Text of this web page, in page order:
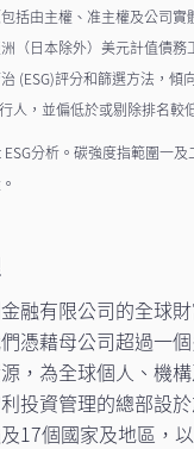
括由主權、准主權及公司實
（日本除外）美元計值債務
(ESG)評分和篩選方法，傾
人，並偏低於或剔除排名較
分析。碳強度指範圍一
融有限公司的全球
憑藉母公司超過一
，為全球個人、機
投資管理的總部設
17個國家及地區，